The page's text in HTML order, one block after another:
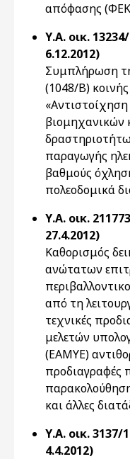
απόφασης
Υ.Α. οικ.
6.12.2012)
Συμπλήρωση
(1048/Β)
βιομηχανικών
παραγωγής
βαθμούς
πολεοδομικά
Υ.Α. οικ.
27.4.2012)
Καθορισμός
ανώτατων
από τη
τεχνικές
μελετών
(ΕΑΜΥΕ)
και άλλες
Υ.Α. οικ.
4.4.2012)